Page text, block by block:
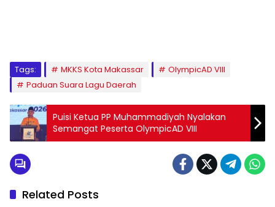
Tags: MKKS Kota Makassar
OlympicAD VIII
Paduan Suara Lagu Daerah
Puisi Ketua PP Muhammadiyah Nyalakan
Semangat Peserta OlympicAD VIII
Related Posts